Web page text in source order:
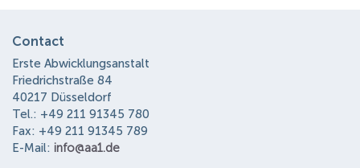
Contact
Erste Abwicklungsanstalt
Friedrichstraße 84
40217 Düsseldorf
Tel.: +49 211 91345 780
Fax: +49 211 91345 789
E-Mail: info@aa1.de